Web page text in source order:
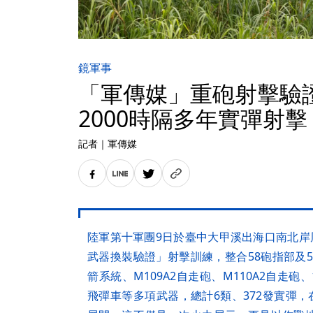
鏡軍事
「軍傳媒」重砲射擊
2000時隔多年實彈射擊
記者 ｜ 軍傳媒
陸軍第十軍團9日於臺中大甲溪出海口南北
武器換裝驗證」射擊訓練，整合58砲指部
箭系統、M109A2自走砲、M110A2自走砲
飛彈車等多項武器，總計6類、372發實彈